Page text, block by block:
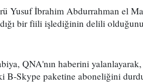
Yusuf İbrahim Abdurrahman el
bir fiili işlediğinin delili
QNA'nın haberini yalanlayarak,
B-Skype paketine aboneliğini